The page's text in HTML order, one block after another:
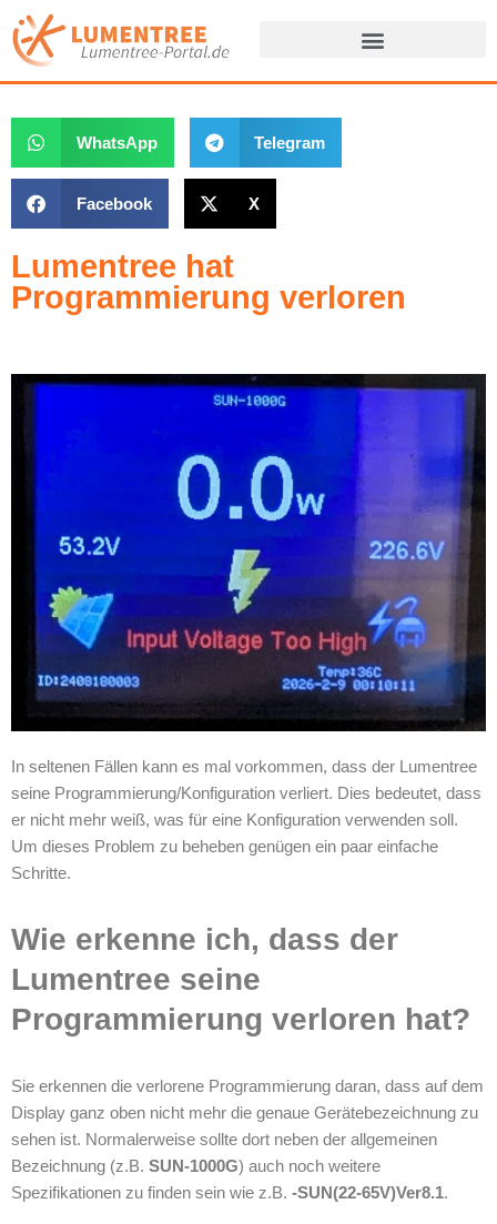
Zum
Inhalt
WhatsApp
Telegram
Facebook X
Lumentree hat
Programmierung verloren
In seltenen Fällen kann es mal vorkommen, dass der Lumentree
seine Programmierung/Konfiguration verliert. Dies bedeutet, dass
er nicht mehr weiß, was für eine Konfiguration verwenden soll.
Um dieses Problem zu beheben genügen ein paar einfache
Schritte.
Wie erkenne ich, dass der
Lumentree seine
Programmierung verloren hat?
Sie erkennen die verlorene Programmierung daran, dass auf dem
Display ganz oben nicht mehr die genaue Gerätebezeichnung zu
sehen ist. Normalerweise sollte dort neben der allgemeinen
Bezeichnung (z.B. SUN-1000G) auch noch weitere
Spezifikationen zu finden sein wie z.B. -SUN(22-65V)Ver8.1.